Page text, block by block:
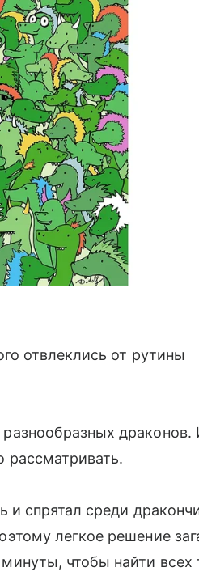
отвлеклись от рутины
драконов.
и спрятал среди
легкое решение
чтобы найти всех